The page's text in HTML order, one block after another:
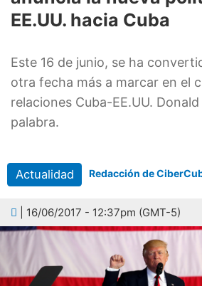
EE.UU. hacia Cuba
Este 16 de junio, se ha
otra fecha más a marcar en el
relaciones Cuba-EE.UU.
palabra.
Actualidad Redacción de
| 16/06/2017 - 12:37pm (GMT-5)